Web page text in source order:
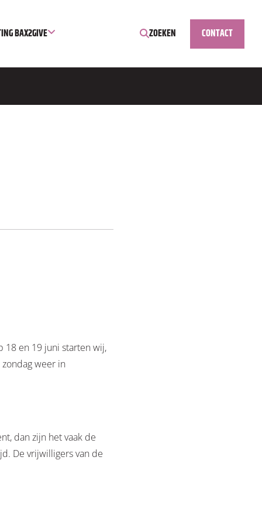
BAX2GIVE ZOEKEN CONTACT
18 en 19 juni starten wij,
weer in
dan zijn het vaak de
De vrijwilligers van de